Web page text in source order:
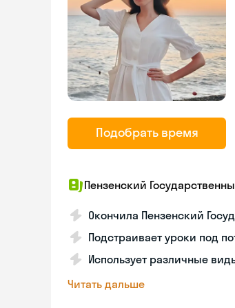
Подобрать время
Пензенский
Окончила Пензенский
Подстраивает уроки под
Использует различные
Читать дальше